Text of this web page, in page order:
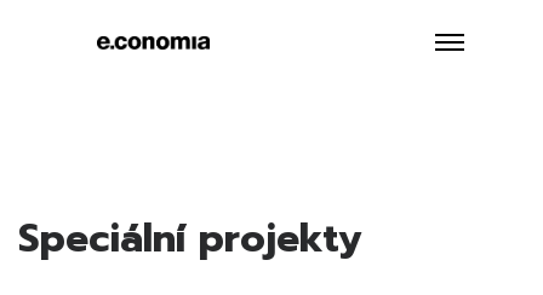
Speciální projekty